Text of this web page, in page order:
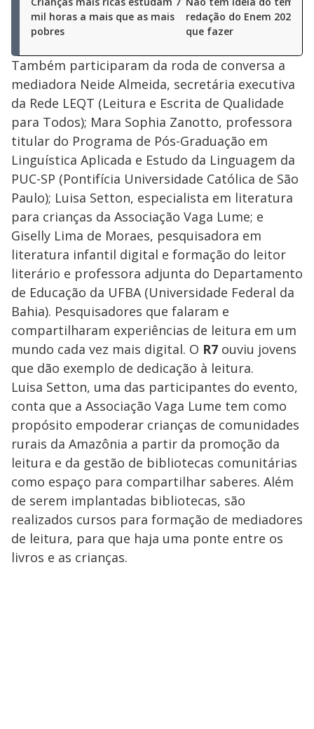
mil horas a mais que as mais
pobres
redação do Enem 2021?
que fazer
Também participaram da roda de conversa a
mediadora Neide Almeida, secretária executiva
da Rede LEQT (Leitura e Escrita de Qualidade
para Todos); Mara Sophia Zanotto, professora
titular do Programa de Pós-Graduação em
Linguística Aplicada e Estudo da Linguagem da
PUC-SP (Pontifícia Universidade Católica de São
Paulo); Luisa Setton, especialista em literatura
para crianças da Associação Vaga Lume; e
Giselly Lima de Moraes, pesquisadora em
literatura infantil digital e formação do leitor
literário e professora adjunta do Departamento
de Educação da UFBA (Universidade Federal da
Bahia). Pesquisadores que falaram e
compartilharam experiências de leitura em um
mundo cada vez mais digital. O R7 ouviu jovens
que dão exemplo de dedicação à leitura.
Luisa Setton, uma das participantes do evento,
conta que a Associação Vaga Lume tem como
propósito empoderar crianças de comunidades
rurais da Amazônia a partir da promoção da
leitura e da gestão de bibliotecas comunitárias
como espaço para compartilhar saberes. Além
de serem implantadas bibliotecas, são
realizados cursos para formação de mediadores
de leitura, para que haja uma ponte entre os
livros e as crianças.